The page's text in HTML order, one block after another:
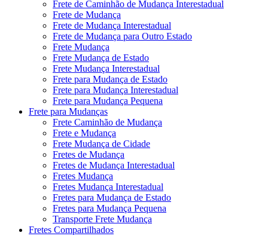
Frete de Caminhão de Mudança Interestadual
Frete de Mudança
Frete de Mudança Interestadual
Frete de Mudança para Outro Estado
Frete Mudança
Frete Mudança de Estado
Frete Mudança Interestadual
Frete para Mudança de Estado
Frete para Mudança Interestadual
Frete para Mudança Pequena
Frete para Mudanças
Frete Caminhão de Mudança
Frete e Mudança
Frete Mudança de Cidade
Fretes de Mudança
Fretes de Mudança Interestadual
Fretes Mudança
Fretes Mudança Interestadual
Fretes para Mudança de Estado
Fretes para Mudança Pequena
Transporte Frete Mudança
Fretes Compartilhados